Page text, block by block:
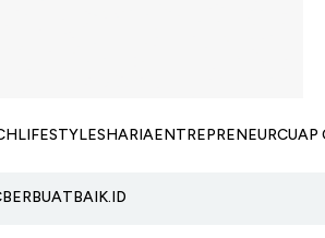
LIFESTYLESHARIAENTREPRENEURCUAP
BERBUATBAIK.ID